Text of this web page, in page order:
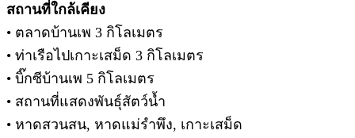
สถานที่ใกล้เคียง
• ตลาดบ้านเพ 3 กิโลเมตร
• ท่าเรือไปเกาะเสม็ด 3 กิโลเมตร
• บิ๊กซีบ้านเพ 5 กิโลเมตร
• สถานที่แสดงพันธุ์สัตว์น้ำ
• หาดสวนสน, หาดแม่รำพึง, เกาะเสม็ด